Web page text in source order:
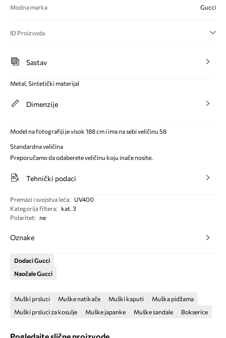
Modna marka Gucci
ID Proizvoda
Sastav
Metal, Sintetički materijal
Dimenzije
Model na fotografiji je visok 188 cm i ima na sebi veličinu 58
Standardna veličina
Preporučamo da odaberete veličinu koju inače nosite.
Tehnički podaci
Premazi i svojstva leća:
UV400
Kategorija filtera:
kat. 3
Polaritet: ne
Oznake
Dodaci Gucci
Naočale Gucci
Muški prsluci Muške natikače Muški kaputi
Muška pidžama
Muški prsluci za kosulje
Muške japanke Muške sandale Bokserice